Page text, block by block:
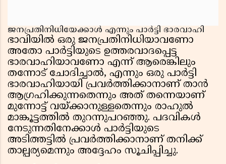
ജനപ്രതിനിധിയേക്കാൾ എന്നും പാർട്ടി ഭാരവാഹി
ഭാവിയിൽ ഒരു ജനപ്രതിനിധിയാവണോ
അതോ പാർട്ടിയുടെ ഉത്തരവാദപ്പെട്ട
ഭാരവാഹിയാവണോ എന്ന് ആരെങ്കിലും
തന്നോട് ചോദിച്ചാൽ, എന്നും ഒരു പാർട്ടി
ഭാരവാഹിയായി പ്രവർത്തിക്കാനാണ് താൻ
ആഗ്രഹിക്കുന്നതെന്നും അത് തന്നെയാണ്
മുന്നോട്ട് വയ്ക്കാനുള്ളതെന്നും രാഹുൽ
മാങ്കൂട്ടത്തിൽ തുറന്നുപറഞ്ഞു. പദവികൾ
നേടുന്നതിനേക്കാൾ പാർട്ടിയുടെ
അടിത്തട്ടിൽ പ്രവർത്തിക്കാനാണ് തനിക്ക്
താല്പര്യമെന്നും അദ്ദേഹം സൂചിപ്പിച്ചു.